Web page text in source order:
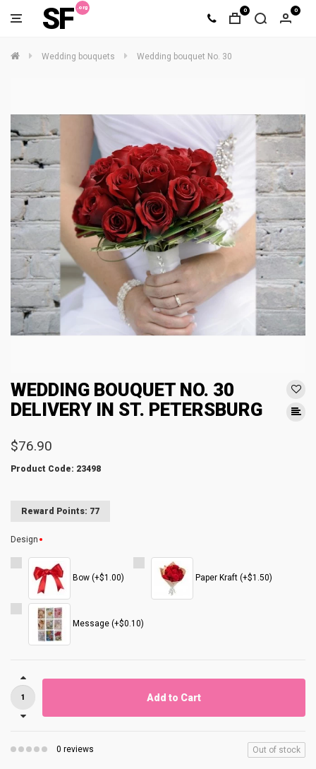
SF 0 0
Wedding bouquets Wedding bouquet No. 30
WEDDING BOUQUET NO. 30
DELIVERY IN ST. PETERSBURG
$76.90
Product Code: 23498
Reward Points: 77
Design
Bow (+$1.00) Paper Kraft (+$1.50)
Message (+$0.10)
Add to Cart
0 reviews Out of stock